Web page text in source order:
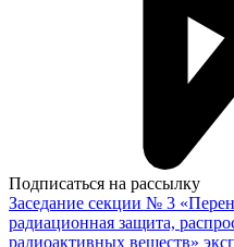
Подписаться на рассылку
Заседание секции № 3
радиационная защита,
радиоактивных веществ»